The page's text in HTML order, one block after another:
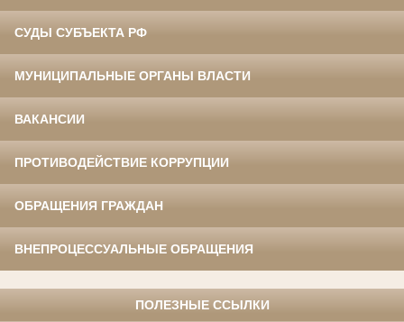
СУДЫ СУБЪЕКТА РФ
МУНИЦИПАЛЬНЫЕ ОРГАНЫ ВЛАСТИ
ВАКАНСИИ
ПРОТИВОДЕЙСТВИЕ КОРРУПЦИИ
ОБРАЩЕНИЯ ГРАЖДАН
ВНЕПРОЦЕССУАЛЬНЫЕ ОБРАЩЕНИЯ
ПОЛЕЗНЫЕ ССЫЛКИ